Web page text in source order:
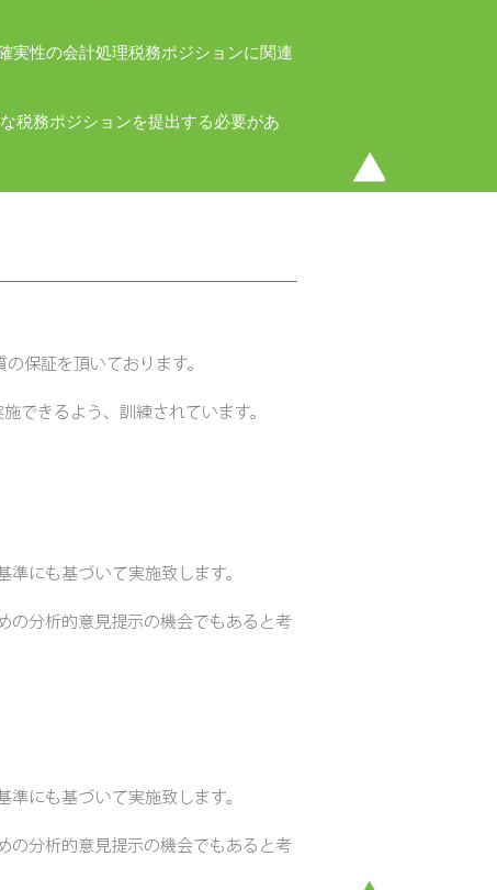
実性の会計処理税務ポジションに関連
税務ポジションを提出する必要があ
保証を頂いております。
できるよう、訓練されています。
にも基づいて実施致します。
の分析的意見提示の機会でもあると考
にも基づいて実施致します。
の分析的意見提示の機会でもあると考